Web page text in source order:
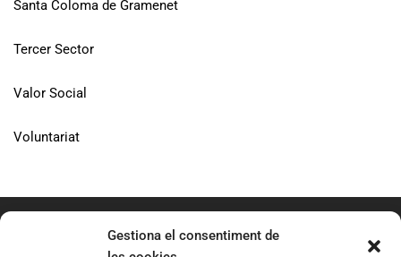
Gestiona el consentiment de
Santa Coloma de Gramenet
Tercer Sector
Valor Social
Voluntariat